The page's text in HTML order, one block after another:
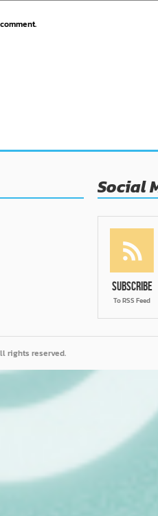
Social
Subscribe
To RSS Feed
rights reserved.